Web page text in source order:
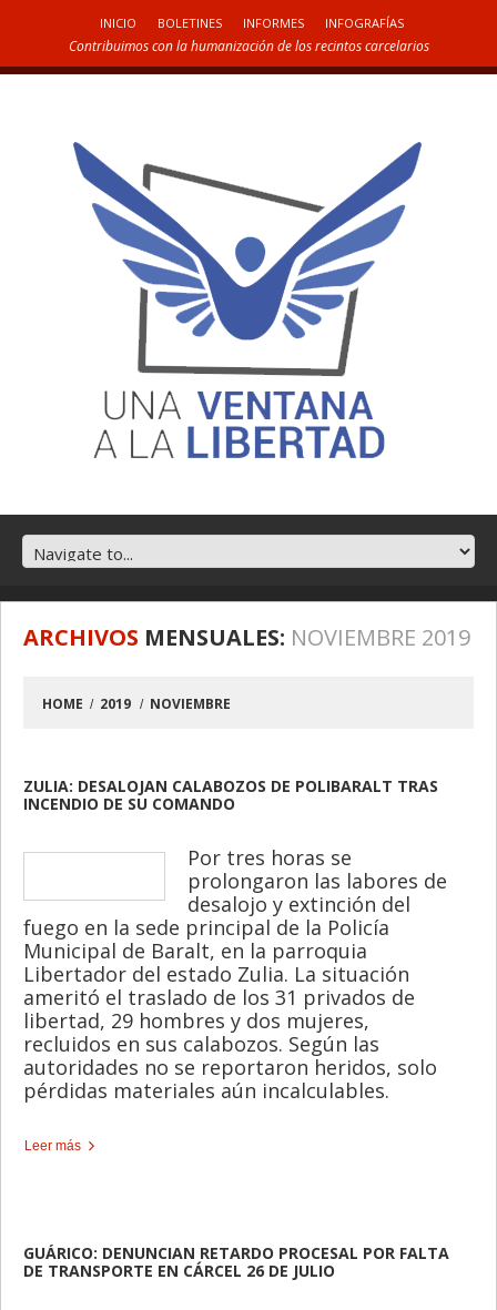
INICIO BOLETINES INFORMES INFOGRAFÍAS
Contribuimos con la humanización de los recintos carcelarios
ARCHIVOS MENSUALES: NOVIEMBRE 2019
HOME 2019 NOVIEMBRE
ZULIA: DESALOJAN CALABOZOS DE POLIBARALT TRAS
INCENDIO DE SU COMANDO
Por tres horas se
prolongaron las labores de
desalojo y extinción del
fuego en la sede principal de la Policía
Municipal de Baralt, en la parroquia
Libertador del estado Zulia. La situación
ameritó el traslado de los 31 privados de
libertad, 29 hombres y dos mujeres,
recluidos en sus calabozos. Según las
autoridades no se reportaron heridos, solo
pérdidas materiales aún incalculables.
Leer más
GUÁRICO: DENUNCIAN RETARDO PROCESAL POR FALTA
DE TRANSPORTE EN CÁRCEL 26 DE JULIO